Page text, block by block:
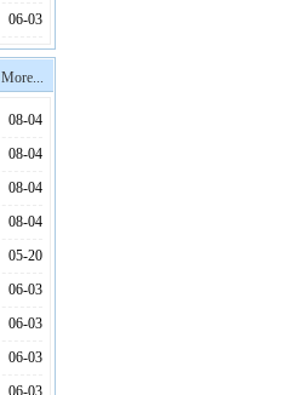
06-03
More...
08-04
08-04
08-04
08-04
05-20
06-03
06-03
06-03
06-03